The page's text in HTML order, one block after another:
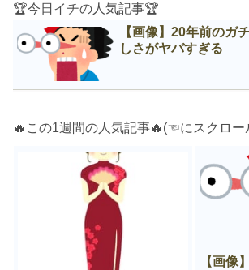
🏆今日イチの人気記事🏆
【画像】20年前のガ
しさがヤバすぎる
🔥この1週間の人気記事🔥(☜にスクロー
【画像